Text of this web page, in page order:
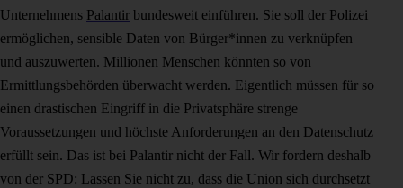
Unternehmens Palantir bundesweit einführen. Sie soll der Polizei
ermöglichen, sensible Daten von Bürger*innen zu verknüpfen
und auszuwerten. Millionen Menschen könnten so von
Ermittlungsbehörden überwacht werden. Eigentlich müssen für so
einen drastischen Eingriff in die Privatsphäre strenge
Voraussetzungen und höchste Anforderungen an den Datenschutz
erfüllt sein. Das ist bei Palantir nicht der Fall. Wir fordern deshalb
von der SPD: Lassen Sie nicht zu, dass die Union sich durchsetzt